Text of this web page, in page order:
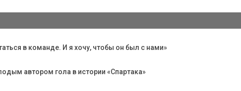
в команде. И я хочу, чтобы он был с нами»
автором гола в истории «Спартака»